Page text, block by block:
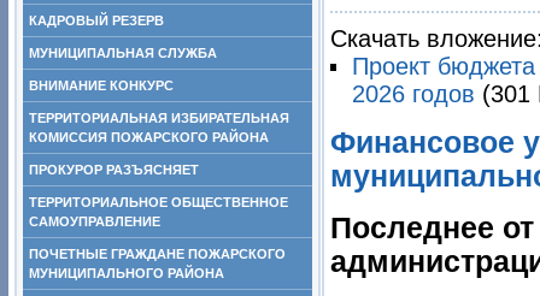
КАДРОВЫЙ РЕЗЕРВ
МУНИЦИПАЛЬНАЯ СЛУЖБА
ВНИМАНИЕ КОНКУРС
ТЕРРИТОРИАЛЬНАЯ ИЗБИРАТЕЛЬНАЯ
КОМИССИЯ ПОЖАРСКОГО РАЙОНА
ПРОКУРОР РАЗЪЯСНЯЕТ
ТЕРРИТОРИАЛЬНОЕ ОБЩЕСТВЕННОЕ
САМОУПРАВЛЕНИЕ
ПОЧЕТНЫЕ ГРАЖДАНЕ ПОЖАРСКОГО
МУНИЦИПАЛЬНОГО РАЙОНА
Скачать
Проект
2026 годов (301
Финансовое
Последнее